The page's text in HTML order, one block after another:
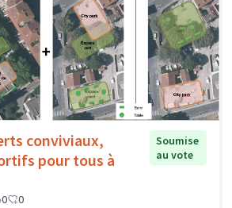
conviviaux,
pour tous à
Soumise
au vote
0 0